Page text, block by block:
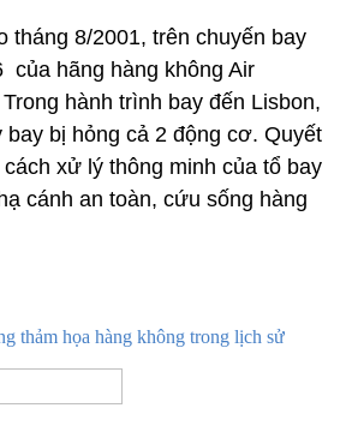
thảm họa hàng không trong lịch sử
tháng 8/2001, trên chuyến bay
của hãng hàng không Air
hành trình bay đến Lisbon,
bị hỏng cả 2 động cơ. Quyết
xử lý thông minh của tổ bay
cánh an toàn, cứu sống hàng